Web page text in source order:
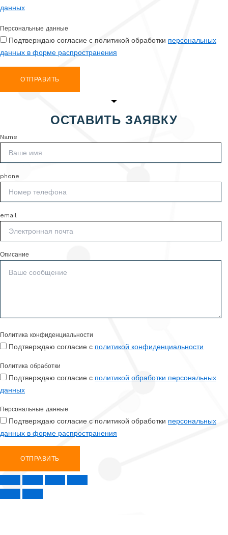
данных
Персональные данные
Подтверждаю согласие с политикой обработки персональных
данных в форме распространения
ОТПРАВИТЬ
ОСТАВИТЬ ЗАЯВКУ
Name
phone
email
Описание
Политика конфиденциальности
Подтверждаю согласие с политикой конфиденциальности
Политика обработки
Подтверждаю согласие с политикой обработки персональных
данных
Персональные данные
Подтверждаю согласие с политикой обработки персональных
данных в форме распространения
ОТПРАВИТЬ